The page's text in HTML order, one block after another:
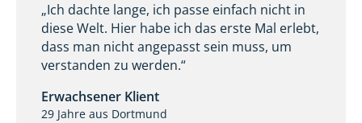
„Ich dachte lange, ich passe einfach nicht in
diese Welt. Hier habe ich das erste Mal erlebt,
dass man nicht angepasst sein muss, um
verstanden zu werden.“
Erwachsener Klient
29 Jahre aus Dortmund